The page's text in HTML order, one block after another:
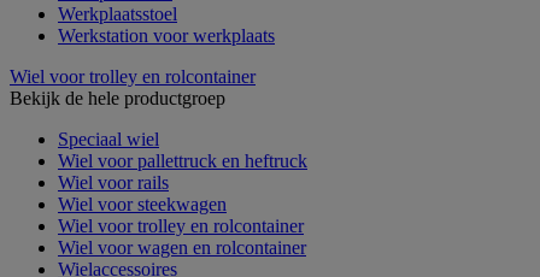
Werkplaatsstoel
Werkstation voor werkplaats
Wiel voor trolley en rolcontainer
Bekijk de hele productgroep
Speciaal wiel
Wiel voor pallettruck en heftruck
Wiel voor rails
Wiel voor steekwagen
Wiel voor trolley en rolcontainer
Wiel voor wagen en rolcontainer
Wielaccessoires